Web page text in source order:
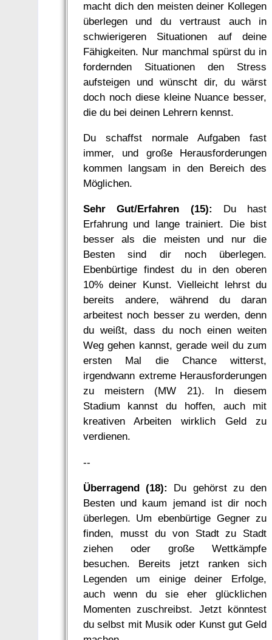
macht dich den meisten deiner Kollegen
überlegen und du vertraust auch in
schwierigeren Situationen auf deine
Fähigkeiten. Nur manchmal spürst du in
fordernden Situationen den Stress
aufsteigen und wünscht dir, du wärst
doch noch diese kleine Nuance besser,
die du bei deinen Lehrern kennst.
Du schaffst normale Aufgaben fast
immer, und große Herausforderungen
kommen langsam in den Bereich des
Möglichen.
Sehr Gut/Erfahren (15): Du hast
Erfahrung und lange trainiert. Die bist
besser als die meisten und nur die
Besten sind dir noch überlegen.
Ebenbürtige findest du in den oberen
10% deiner Kunst. Vielleicht lehrst du
bereits andere, während du daran
arbeitest noch besser zu werden, denn
du weißt, dass du noch einen weiten
Weg gehen kannst, gerade weil du zum
ersten Mal die Chance witterst,
irgendwann extreme Herausforderungen
zu meistern (MW 21). In diesem
Stadium kannst du hoffen, auch mit
kreativen Arbeiten wirklich Geld zu
verdienen.
--
Überragend (18):
Du gehörst zu den
Besten und kaum jemand ist dir noch
überlegen. Um ebenbürtige Gegner zu
finden, musst du von Stadt zu Stadt
ziehen oder große Wettkämpfe
besuchen. Bereits jetzt ranken sich
Legenden um einige deiner Erfolge,
auch wenn du sie eher glücklichen
Momenten zuschreibst. Jetzt könntest
du selbst mit Musik oder Kunst gut Geld